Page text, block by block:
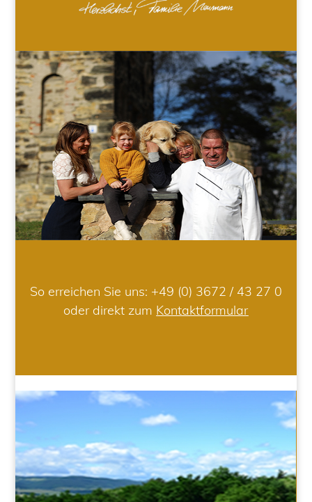
So erreichen Sie uns: +49 (0) 3672 / 43 27 0
oder direkt zum Kontaktformular